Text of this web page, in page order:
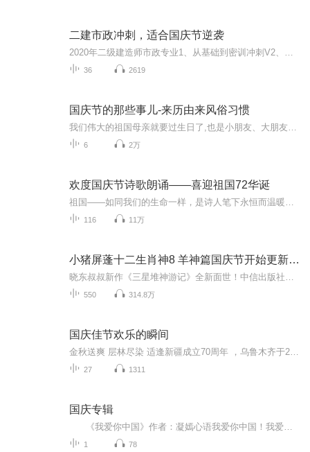
二建市政冲刺，适合国庆节逆袭
36 2619
国庆节的那些事儿-来历由来风俗习惯
6 2万
欢度国庆节诗歌朗诵——喜迎祖国72华诞
116 11万
小猪屏蓬十二生肖神8 羊神篇国庆节开始更新啦！
550 314.8万
国庆佳节欢乐的瞬间
27 1311
国庆专辑
1 78